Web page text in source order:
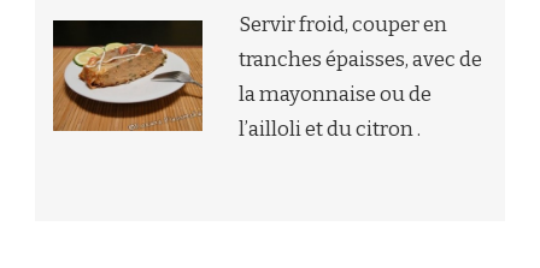
Servir froid, couper en
tranches épaisses, avec de
la mayonnaise ou de
l’ailloli et du citron .